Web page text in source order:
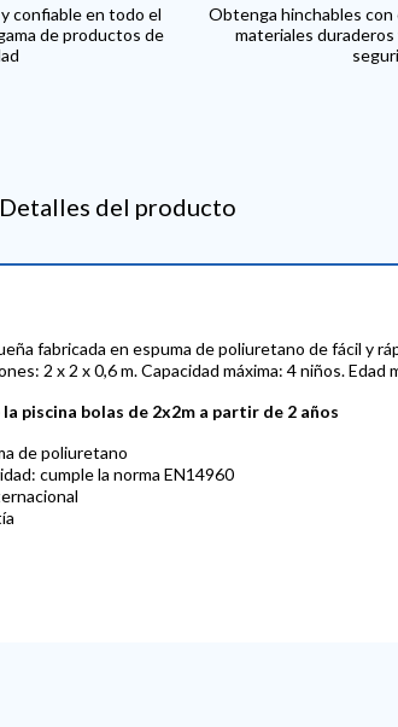
confiable en todo el
de productos de
Obtenga hinchables
materiales
Detalles del producto
fabricada en espuma de poliuretano de fácil y
2 x 2 x 0,6 m. Capacidad máxima: 4 niños. Edad
piscina bolas de 2x2m a partir de 2 años
de poliuretano
cumple la norma EN14960